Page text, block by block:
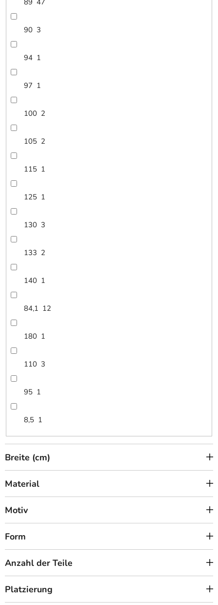
89 47
90 3
94 1
97 1
100 2
105 2
115 1
125 1
130 3
133 2
140 1
84,1 12
180 1
110 3
95 1
8,5 1
Breite (cm)
Material
Motiv
Form
Anzahl der Teile
Platzierung